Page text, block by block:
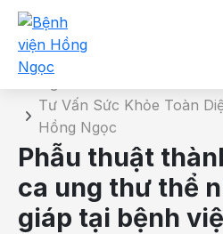
Chi tiết bài tư vấn
Tư Vấn Sức Khỏe Toàn
Hồng Ngọc
Phẫu thuật
ca ung thư thể
giáp tại bệnh